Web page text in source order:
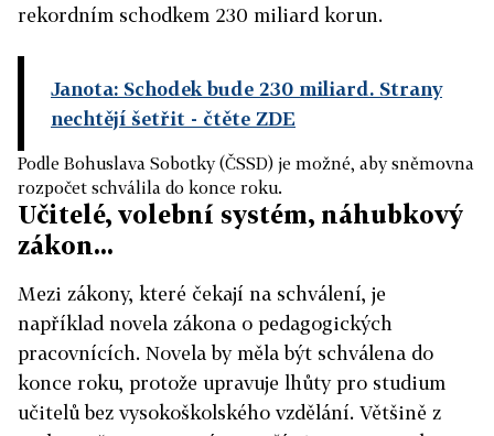
rekordním schodkem 230 miliard korun.
Janota: Schodek bude 230 miliard. Strany
nechtějí šetřit - čtěte ZDE
Podle Bohuslava Sobotky (ČSSD) je možné, aby sněmovna
rozpočet schválila do konce roku.
Učitelé, volební systém, náhubkový
zákon...
Mezi zákony, které čekají na schválení, je
například novela zákona o pedagogických
pracovnících. Novela by měla být schválena do
konce roku, protože upravuje lhůty pro studium
učitelů bez vysokoškolského vzdělání. Většině z